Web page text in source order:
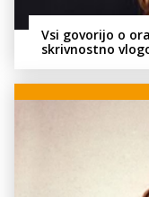
Vsi govorijo o
skrivnostno